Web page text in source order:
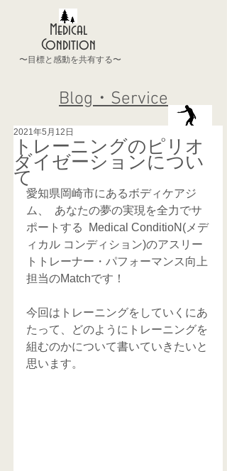
Medical
Condition
〜目標と感動を共有する〜
Blog・Service
トレーニングのピリオ
ダイゼーションについ
て
2021年5月12日
愛知県岡崎市にあるボディケアジ
ム、  あなたの夢の実現を全力でサ
ポートする  Medical ConditioN(メデ
ィカル コンディション)のアスリー
トトレーナー・パフォーマンス向上
担当のMatchです！
今回はトレーニングをしていくにあ
たって、どのようにトレーニングを
組むのかについて書いていきたいと
思います。